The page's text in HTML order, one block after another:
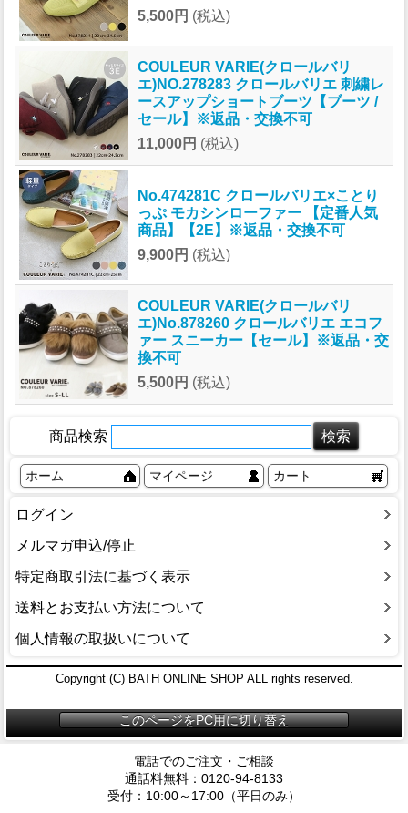
5,500円 (税込)
COULEUR VARIE(クロールバリ
エ)NO.278283 クロールバリエ 刺繍レ
ースアップショートブーツ【ブーツ /
セール】※返品・交換不可
11,000円 (税込)
No.474281C クロールバリエ×ことり
っぷ モカシンローファー 【定番人気
商品】【2E】※返品・交換不可
9,900円 (税込)
COULEUR VARIE(クロールバリ
エ)No.878260 クロールバリエ エコフ
ァー スニーカー【セール】※返品・交
換不可
5,500円 (税込)
商品検索
ホーム マイページ カート
ログイン
メルマガ申込/停止
特定商取引法に基づく表示
送料とお支払い方法について
個人情報の取扱いについて
Copyright (C) BATH ONLINE SHOP ALL rights reserved.
電話でのご注文・ご相談
通話料無料：0120-94-8133
受付：10:00～17:00（平日のみ）
このページをPC用に切り替え